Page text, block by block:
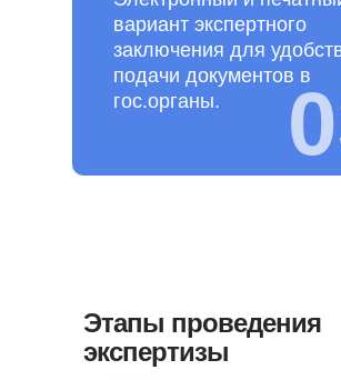
вариант экспертного
заключения для
подачи документов в
гос.органы.
Этапы проведения
экспертизы